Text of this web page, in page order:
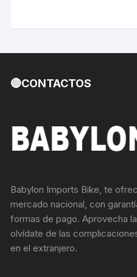
🔴CONTACTOS
Babylon Imports Bike, te
mercado nacional, con
formas de pago. Aprovecha
olvídate de las
en el extranjero.